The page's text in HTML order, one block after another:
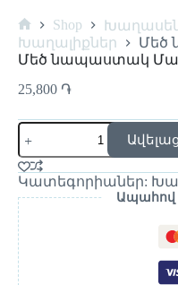
Shop
Խաղալիքներ
Մեծ
Մեծ նապաստակ
25,800 ֏
Կատեգորիաներ:
Ապահով